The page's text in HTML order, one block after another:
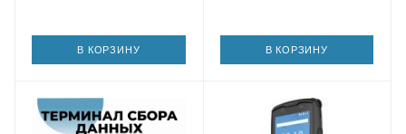
В КОРЗИНУ В КОРЗИНУ